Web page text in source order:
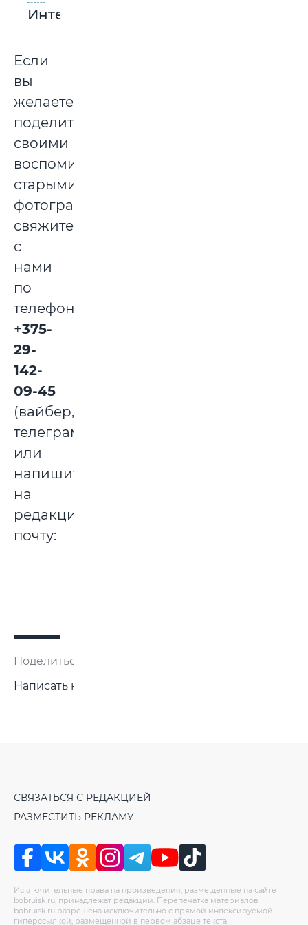
Интернациональной
Если
вы
желаете
поделиться
своими
воспоминаниями,
старыми
фотографиями,
свяжитесь
с
нами
по
телефону:
+375-
29-
142-
09-45
(вайбер,
телеграм)
или
напишите
на
редакционную
почту:
Поделиться:
Написать нам
СВЯЗАТЬСЯ С РЕДАКЦИЕЙ
РАЗМЕСТИТЬ РЕКЛАМУ
Исключительные права на произведения, размещенные на сайте
bobruisk.ru, принадлежат редакции. Перепечатка материалов
bobruisk.ru разрешена исключительно с прямой индексируемой
гиперссылкой, размещенной в первом абзаце текста.